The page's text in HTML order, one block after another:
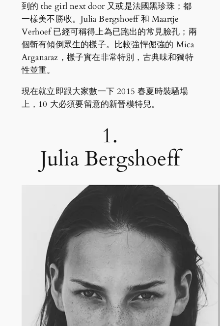
到的 the girl next door 又或是法國黑珍珠；都
一樣美不勝收。Julia Bergshoeff 和 Maartje
Verhoef 已經可稱得上為已跑出的常見臉孔；兩
個斬有傾倒眾生的樣子。比較強悍倔強的 Mica
Arganaraz，樣子實在非常特別，古典味和獨特
性並重。
現在就立即跟大家數一下 2015 春夏時裝騷場
上，10 大必須要留意的新晉模特兒。
1.
Julia Bergshoeff